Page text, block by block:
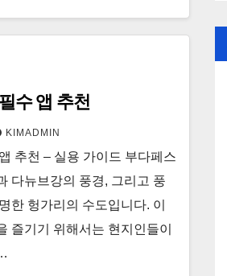
수 앱 추천
KIMADMIN
추천 – 실용 가이드 부다페스
다뉴브강의 풍경, 그리고 풍
한 헝가리의 수도입니다. 이
즐기기 위해서는 현지인들이